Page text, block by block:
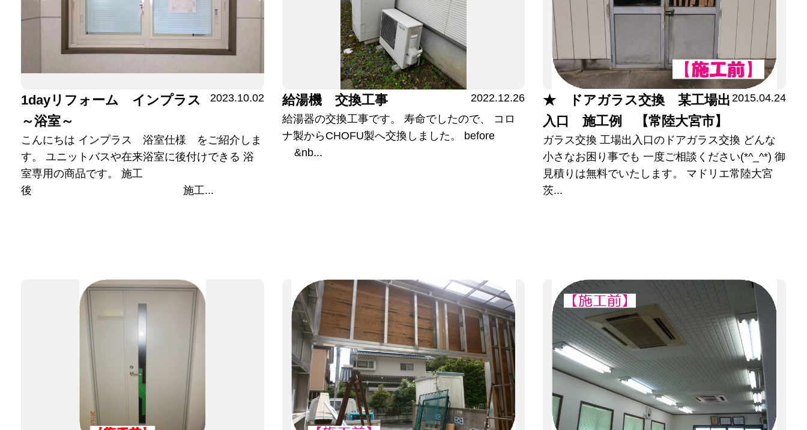
1dayリフォーム インプラス
～浴室～
2023.10.02
こんにちは インプラス 浴室仕様 をご紹介しま
す。 ユニットバスや在来浴室に後付けできる 浴
室専用の商品です。 施工
後 施工...
給湯機 交換工事
2022.12.26
給湯器の交換工事です。 寿命でしたので、 コロ
ナ製からCHOFU製へ交換しました。 before
&nb...
★ ドアガラス交換 某工場出
入口 施工例 【常陸大宮市】
2015.04.24
ガラス交換 工場出入口のドアガラス交換 どんな
小さなお困り事でも 一度ご相談ください(*^_^*) 御
見積りは無料でいたします。 マドリエ常陸大宮
茨...